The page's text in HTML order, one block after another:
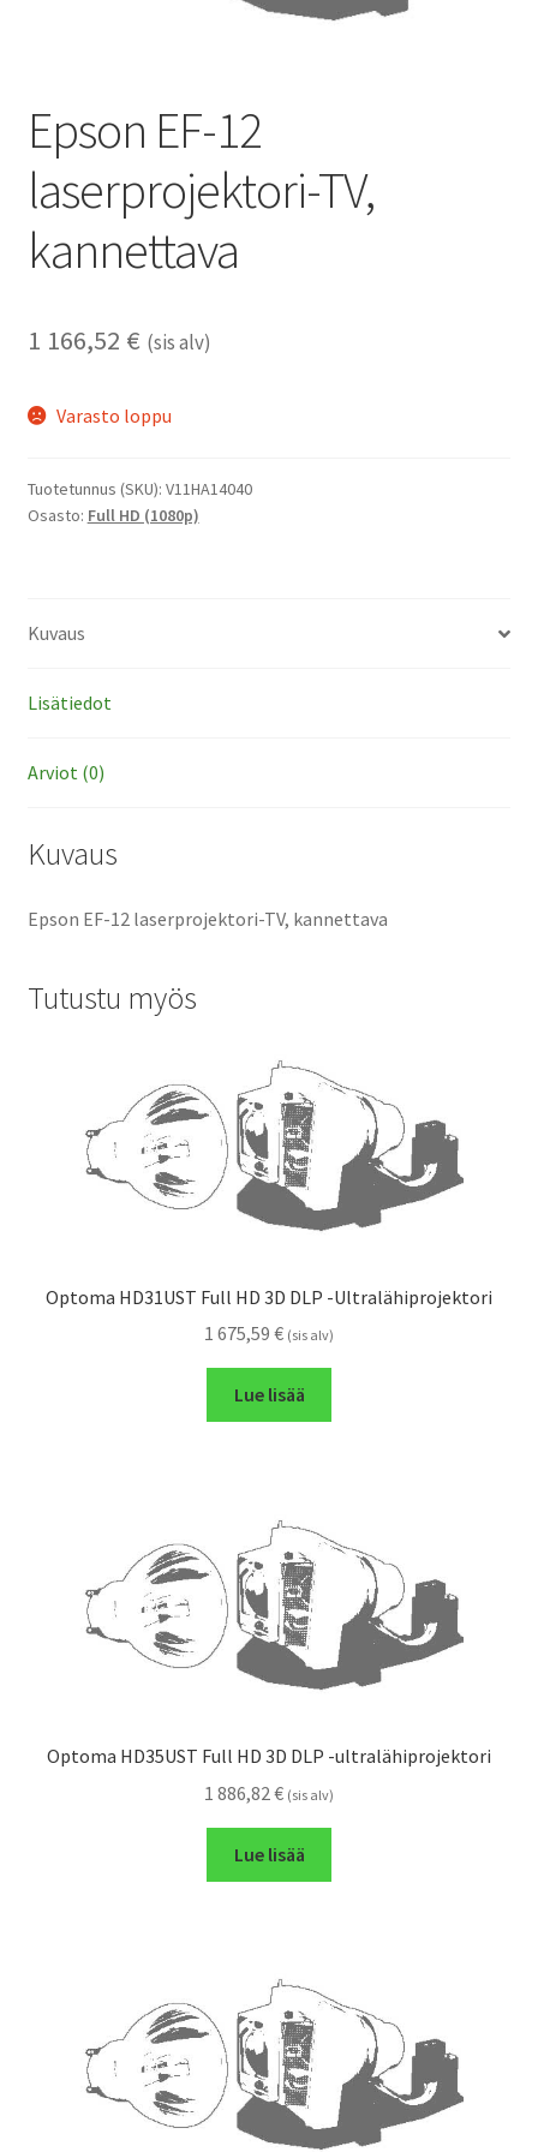
Epson EF-12
laserprojektori-TV,
kannettava
1 166,52 € (sis alv)
Varasto loppu
Tuotetunnus (SKU): V11HA14040
Osasto: Full HD (1080p)
Kuvaus
Lisätiedot
Arviot (0)
Kuvaus
Epson EF-12 laserprojektori-TV, kannettava
Tutustu myös
Optoma HD31UST Full HD 3D DLP -Ultralähiprojektori
1 675,59 € (sis alv)
Lue lisää
Optoma HD35UST Full HD 3D DLP -ultralähiprojektori
1 886,82 € (sis alv)
Lue lisää